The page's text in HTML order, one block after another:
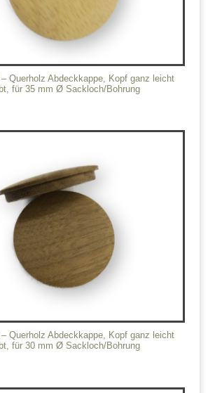
Querholz Abdeckkappe, Kopf ganz leicht
für 35 mm Ø Sackloch/Bohrung
Querholz Abdeckkappe, Kopf ganz leicht
für 30 mm Ø Sackloch/Bohrung